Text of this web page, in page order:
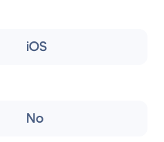
iOS
No